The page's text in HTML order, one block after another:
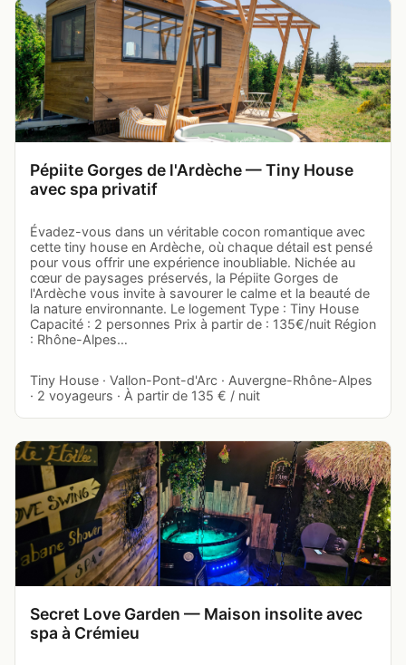
Pépiite Gorges de l'Ardèche — Tiny House
avec spa privatif
Évadez-vous dans un véritable cocon romantique avec
cette tiny house en Ardèche, où chaque détail est pensé
pour vous offrir une expérience inoubliable. Nichée au
cœur de paysages préservés, la Pépiite Gorges de
l'Ardèche vous invite à savourer le calme et la beauté de
la nature environnante. Le logement Type : Tiny House
Capacité : 2 personnes Prix à partir de : 135€/nuit Région
: Rhône-Alpes…
Tiny House · Vallon-Pont-d'Arc · Auvergne-Rhône-Alpes
· 2 voyageurs · À partir de 135 € / nuit
Secret Love Garden — Maison insolite avec
spa à Crémieu